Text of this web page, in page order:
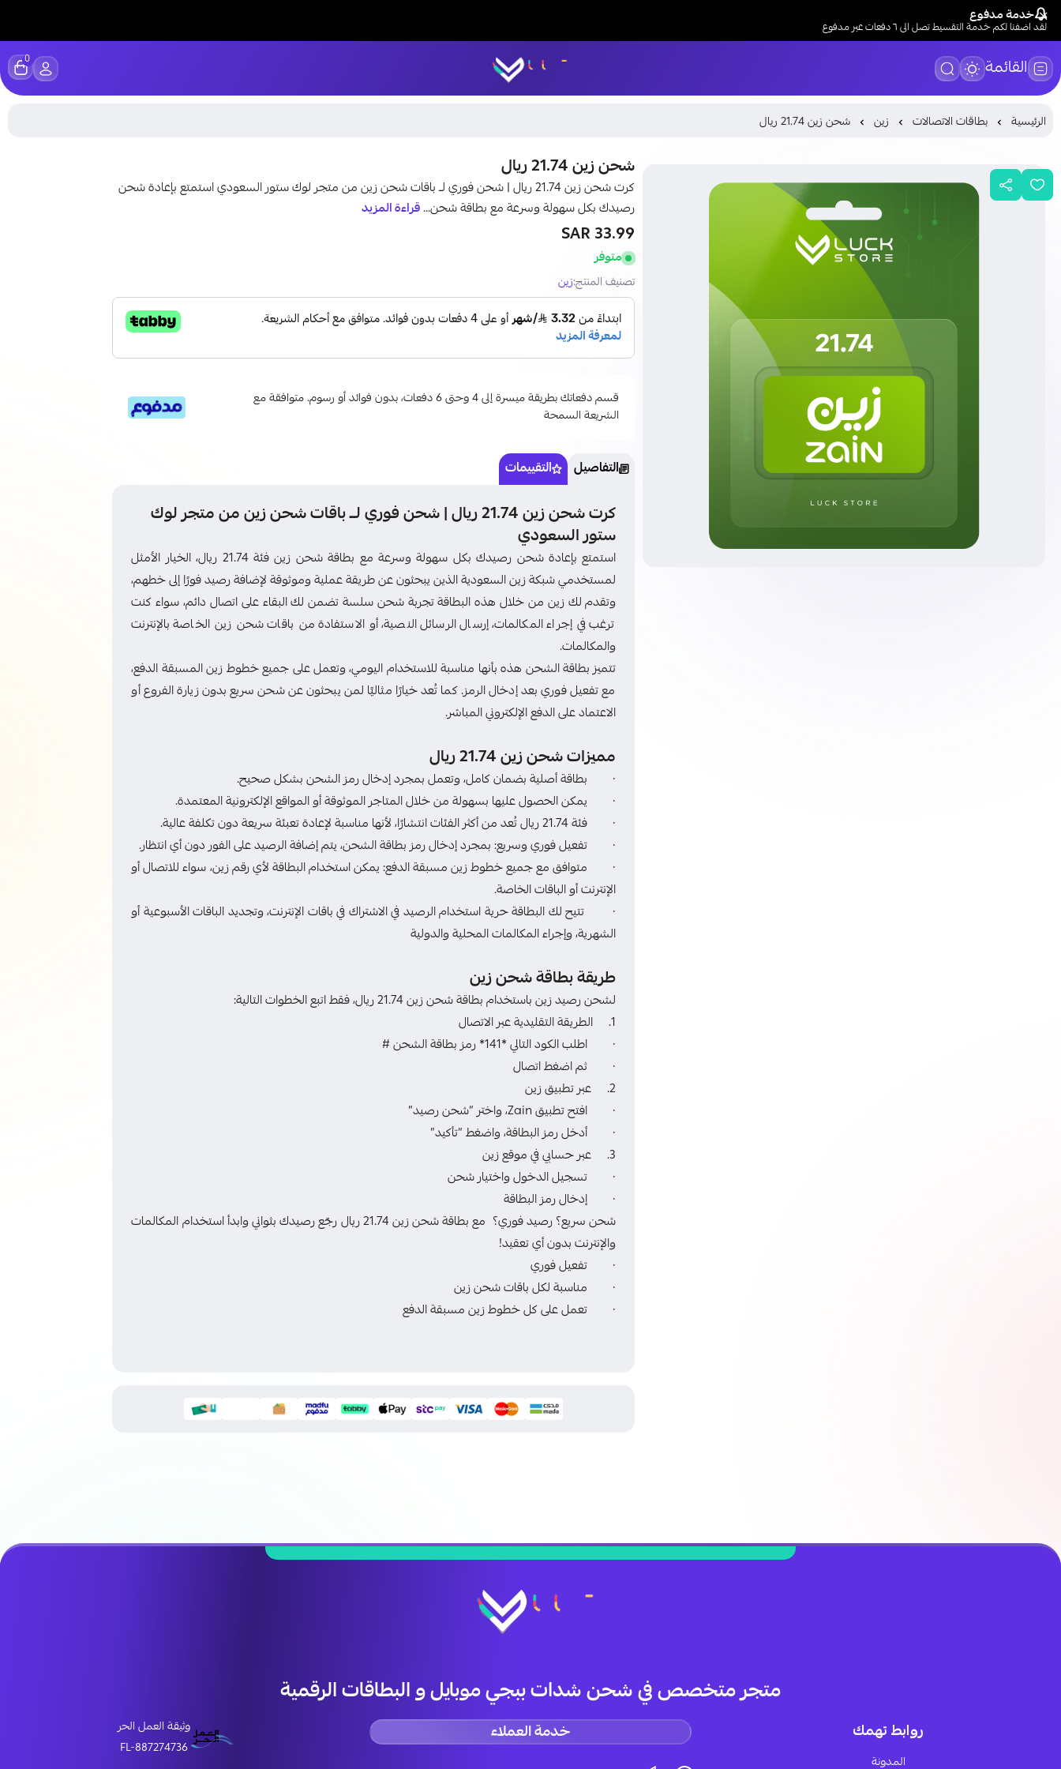
خدمة مدفوع
لقد اضفنا لكم خدمة التقسيط تصل الى ٦ دفعات عبر مدفوع
القائمة LUCK STORE
0
الرئيسية بطاقات الاتصالات زين شحن زين 21.74 ريال
شحن زين 21.74 ريال
كرت شحن زين 21.74 ريال | شحن فوري لــ باقات شحن زين من متجر لوك ستور السعودي استمتع بإعادة شحن
رصيدك بكل سهولة وسرعة مع بطاقة شحن...قراءة المزيد
33.99 SAR
متوفر
تصنيف المنتج:زين
قسم دفعاتك بطريقة ميسرة إلى 4 وحتى 6 دفعات، بدون فوائد أو رسوم. متوافقة مع
الشريعة السمحة
التفاصيل التقييمات
كرت شحن زين 21.74 ريال | شحن فوري لــ باقات شحن زين من متجر لوك
ستور السعودي
استمتع بإعادة شحن رصيدك بكل سهولة وسرعة مع بطاقة شحن زين فئة 21.74 ريال، الخيار الأمثل
لمستخدمي شبكة زين السعودية الذين يبحثون عن طريقة عملية وموثوقة لإضافة رصيد فورًا إلى خطهم،
وتقدم لك زين من خلال هذه البطاقة تجربة شحن سلسة تضمن لك البقاء على اتصال دائم، سواء كنت
ترغب في إجراء المكالمات، إرسال الرسائل النصية، أو الاستفادة من باقات شحن زين الخاصة بالإنترنت
والمكالمات.
تتميز بطاقة الشحن هذه بأنها مناسبة للاستخدام اليومي، وتعمل على جميع خطوط زين المسبقة الدفع،
مع تفعيل فوري بعد إدخال الرمز. كما تُعد خيارًا مثاليًا لمن يبحثون عن شحن سريع بدون زيارة الفروع أو
الاعتماد على الدفع الإلكتروني المباشر.
مميزات شحن زين 21.74 ريال
· بطاقة أصلية بضمان كامل، وتعمل بمجرد إدخال رمز الشحن بشكل صحيح.
· يمكن الحصول عليها بسهولة من خلال المتاجر الموثوقة أو المواقع الإلكترونية المعتمدة.
· فئة 21.74 ريال تُعد من أكثر الفئات انتشارًا، لأنها مناسبة لإعادة تعبئة سريعة دون تكلفة عالية.
· تفعيل فوري وسريع: بمجرد إدخال رمز بطاقة الشحن، يتم إضافة الرصيد على الفور دون أي انتظار.
· متوافق مع جميع خطوط زين مسبقة الدفع: يمكن استخدام البطاقة لأي رقم زين، سواء للاتصال أو
الإنترنت أو الباقات الخاصة.
· تتيح لك البطاقة حرية استخدام الرصيد في الاشتراك في باقات الإنترنت، وتجديد الباقات الأسبوعية أو
الشهرية، وإجراء المكالمات المحلية والدولية
طريقة بطاقة شحن زين
لشحن رصيد زين باستخدام بطاقة شحن زين 21.74 ريال، فقط اتبع الخطوات التالية:
1. الطريقة التقليدية عبر الاتصال
· اطلب الكود التالي *141* رمز بطاقة الشحن #
· ثم اضغط اتصال
2. عبر تطبيق زين
· افتح تطبيق Zain، واختر “شحن رصيد”
· أدخل رمز البطاقة، واضغط “تأكيد”
3. عبر حسابي في موقع زين
· تسجيل الدخول واختيار شحن
· إدخال رمز البطاقة
شحن سريع؟ رصيد فوري؟ مع بطاقة شحن زين 21.74 ريال رجّع رصيدك بثواني وابدأ استخدام المكالمات
والإنترنت بدون أي تعقيد!
· تفعيل فوري
· مناسبة لكل باقات شحن زين
· تعمل على كل خطوط زين مسبقة الدفع
متجر متخصص في شحن شدات ببجي موبايل و البطاقات الرقمية
روابط تهمك
المدونة
خدمة العملاء
وثيقة العمل الحر
FL-887274736